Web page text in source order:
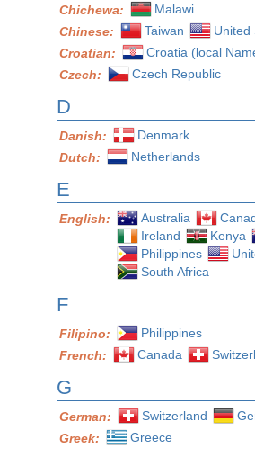
Chichewa:
Malawi
Chinese:
Taiwan
United
Croatian:
Croatia (local
Czech:
Czech Republic
D
Danish:
Denmark
Dutch:
Netherlands
E
English: Australia
Ireland
Kenya
Philippines
South Africa
F
Filipino:
Philippines
French:
Canada
G
German: Switzerland
Greek:
Greece